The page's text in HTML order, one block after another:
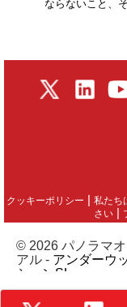
ならないこと、
クッキーポリシー | 私たち
さい |
© 2026 パノラマ
アル - アンダーウ
ションSL